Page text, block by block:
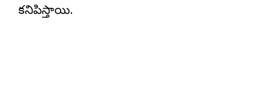
కనిపిస్తాయి.